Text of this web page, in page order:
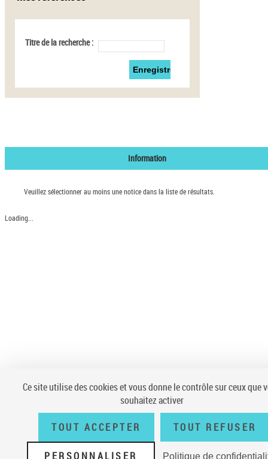
Titre de la recherche :
Information
Veuillez sélectionner au moins une notice dans la liste de résultats.
Loading...
Ce site utilise des cookies et vous donne le contrôle sur ceux que
souhaitez activer
TOUT ACCEPTER TOUT REFUSER
PERSONNALISER Politique de